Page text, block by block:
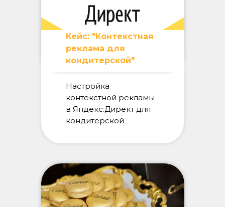
Настройка
контекстной рекламы
в Яндекс.Директ для
кондитерской
Кейс: "Контекстная
реклама для
кондитерской"